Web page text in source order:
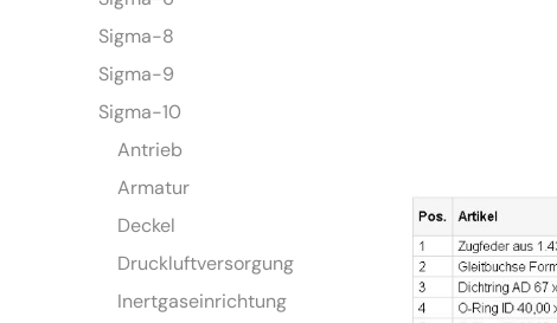
Sigma-8
Sigma-9
Sigma-10
Antrieb
Armatur
Deckel
Druckluftversorgung
Inertgaseinrichtung